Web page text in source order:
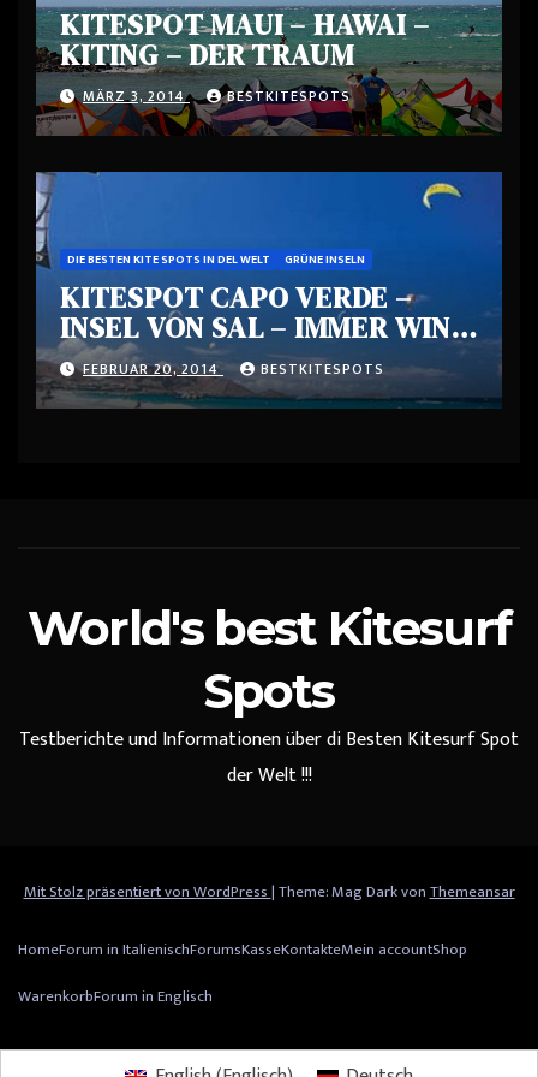
KITESPOT MAUI – HAWAI –
KITING – DER TRAUM
MÄRZ 3, 2014 BESTKITESPOTS
DIE BESTEN KITE SPOTS IN DEL WELT GRÜNE INSELN
KITESPOT CAPO VERDE –
INSEL VON SAL – IMMER WIND
– EIN PARADIES
FEBRUAR 20, 2014 BESTKITESPOTS
World's best Kitesurf
Spots
Testberichte und Informationen über di Besten Kitesurf Spot
der Welt !!!
Mit Stolz präsentiert von WordPress|Theme: Mag Dark vonThemeansar
HomeForum in ItalienischForumsKasseKontakteMein accountShop
WarenkorbForum in Englisch